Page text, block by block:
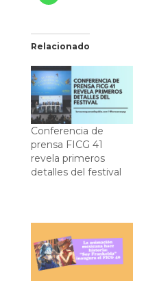
Relacionado
Conferencia de
prensa FICG 41
revela primeros
detalles del festival